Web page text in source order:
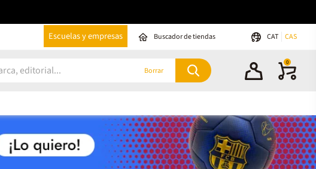
Escuelas y empresas Buscador de tiendas CAT CAS
Borrar
0